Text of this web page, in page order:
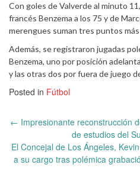
Con goles de Valverde al minuto
francés Benzema a los 75 y de
merengues suman tres puntos
Además, se registraron jugadas
Benzema, uno por posición
y las otras dos por fuera de juego
Posted in Fútbol
Post
← Impresionante reconstrucción
de estudios del
El Concejal de Los Ángeles,
a su cargo tras polémica